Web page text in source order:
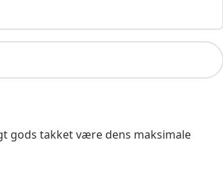
gods takket være dens maksimale